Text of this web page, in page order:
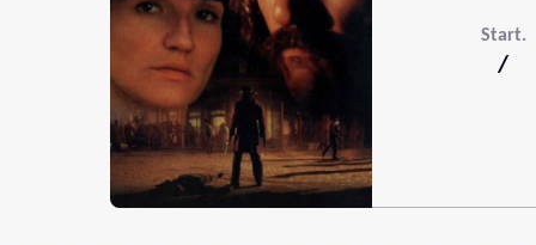
Start.
/